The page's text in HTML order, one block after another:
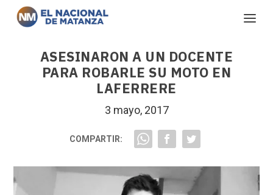
ASESINARON A UN DOCENTE
PARA ROBARLE SU MOTO EN
LAFERRERE
3 mayo, 2017
COMPARTIR: